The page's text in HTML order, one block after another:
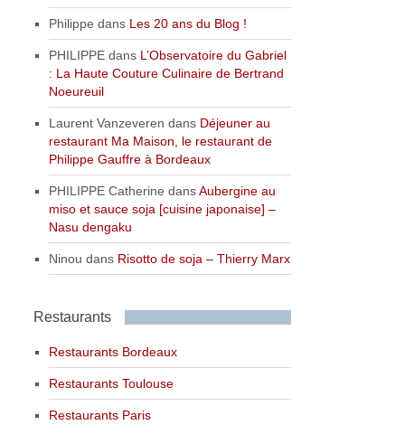
Philippe dans Les 20 ans du Blog !
PHILIPPE dans L’Observatoire du Gabriel
: La Haute Couture Culinaire de Bertrand
Noeureuil
Laurent Vanzeveren dans Déjeuner au
restaurant Ma Maison, le restaurant de
Philippe Gauffre à Bordeaux
PHILIPPE Catherine dansAubergine au
miso et sauce soja [cuisine japonaise] –
Nasu dengaku
Ninou dans Risotto de soja – Thierry Marx
Restaurants
Restaurants Bordeaux
Restaurants Toulouse
Restaurants Paris